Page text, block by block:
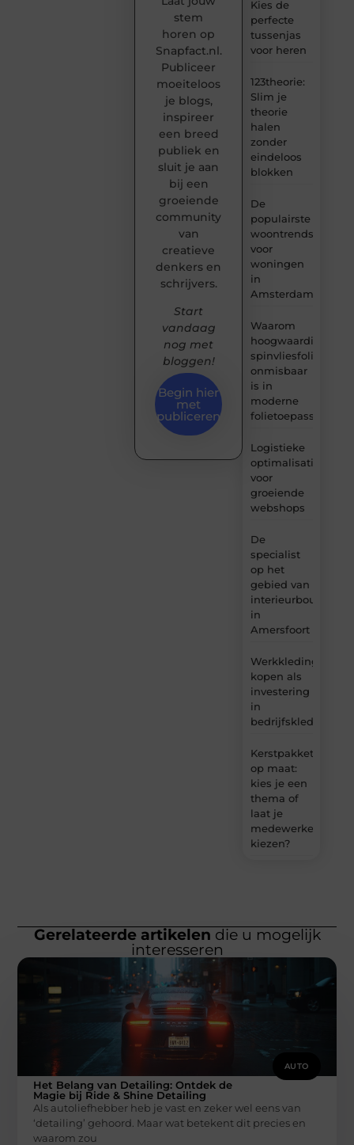
Kies de
perfecte
tussenjas
voor heren
123theorie:
Slim je
theorie
halen
zonder
eindeloos
blokken
De
populairste
woontrends
voor
woningen
in
Amsterdam
Waarom
hoogwaardige
spinvliesfolie
onmisbaar
is in
moderne
folietoepassingen
Logistieke
optimalisatie
voor
groeiende
webshops
De
specialist
op het
gebied van
interieurbouw
in
Amersfoort
Werkkleding
kopen als
investering
in
bedrijfskleding
Kerstpakket
op maat:
kies je een
thema of
laat je
medewerkers
kiezen?
stem
horen op
Snapfact.nl.
Publiceer
moeiteloos
je blogs,
inspireer
een breed
publiek en
sluit je aan
bij een
groeiende
community
van
creatieve
denkers en
schrijvers.
Start
vandaag
nog met
bloggen!
Begin hier
met
publiceren
Gerelateerde artikelen die u mogelijk
interesseren
AUTO
Het Belang van Detailing: Ontdek de
Magie bij Ride & Shine Detailing
Als autoliefhebber heb je vast en zeker wel eens van
‘detailing’ gehoord. Maar wat betekent dit precies en
waarom zou